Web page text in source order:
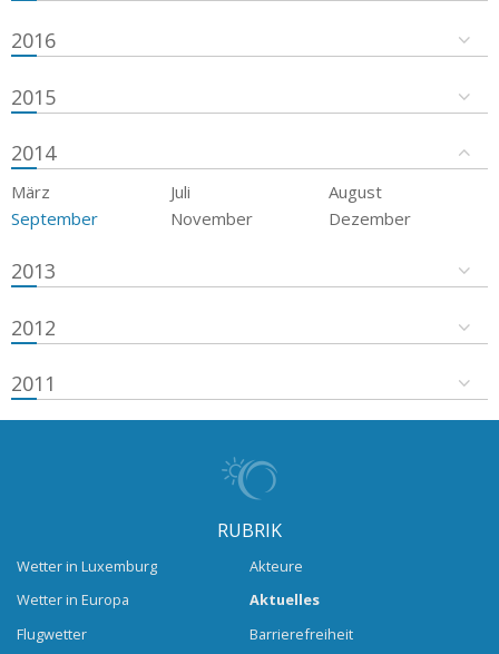
2016
2015
2014
März Juli
August
September
November Dezember
2013
2012
2011
RUBRIK
Wetter in Luxemburg
Wetter in Europa
Flugwetter
Akteure
Aktuelles
Barrierefreiheit